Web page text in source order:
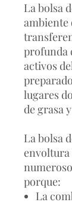
La bolsa
ambiente
profunda
activos
preparado
lugares
de grasa
La bolsa
envoltura
porque:
La